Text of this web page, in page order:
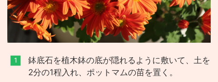
鉢底石を植木鉢の底が隠れるように敷いて、土を
2分の1程入れ、ポットマムの苗を置く。